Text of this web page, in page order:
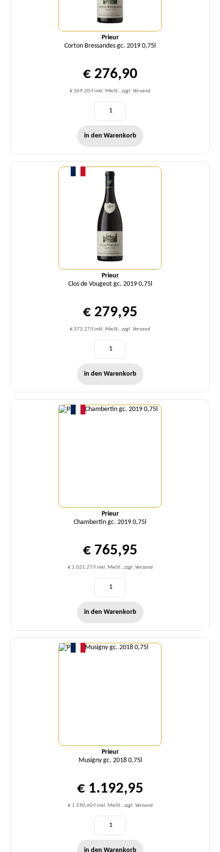
Prieur
Corton Bressandes gc. 2019 0,75l
€ 276,90
€ 369,20/l inkl. MwSt., zzgl. Versand
in den Warenkorb
Prieur
Clos de Vougeot gc. 2019 0,75l
€ 279,95
€ 373,27/l inkl. MwSt., zzgl. Versand
Menge
in den Warenkorb
Prieur
Chambertin gc. 2019 0,75l
€ 765,95
€ 1.021,27/l inkl. MwSt., zzgl. Versand
Menge
in den Warenkorb
Prieur
Musigny gc. 2018 0,75l
€ 1.192,95
€ 1.590,60/l inkl. MwSt., zzgl. Versand
Menge
in den Warenkorb